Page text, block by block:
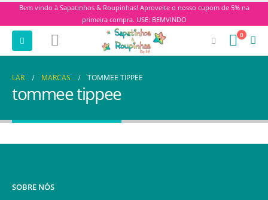
Bem vindo à Sapatinhos & Roupinhas! Aproveite o nosso cupom de 5% na
primeira compra. USE: BEMVINDO
0
LAR MARCAS TOMMEE TIPPEE
tommee tippee
SOBRE NÓS